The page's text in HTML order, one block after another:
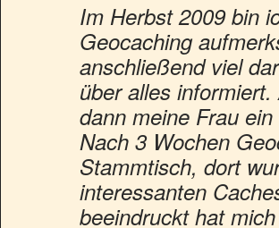
Im Herbst 2009 bin
Geocaching
anschließend viel
über alles
dann meine Frau
Nach 3 Wochen
Stammtisch, dort
interessanten
beeindruckt hat